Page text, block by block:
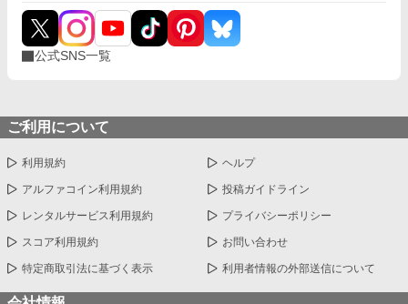
公式SNS一覧
ご利用について
利用規約 ヘルプ
アルファコイン利用規約 投稿ガイドライン
レンタルサービス利用規約 プライバシーポリシー
スコア利用規約 お問い合わせ
特定商取引法に基づく表示 利用者情報の外部送信について